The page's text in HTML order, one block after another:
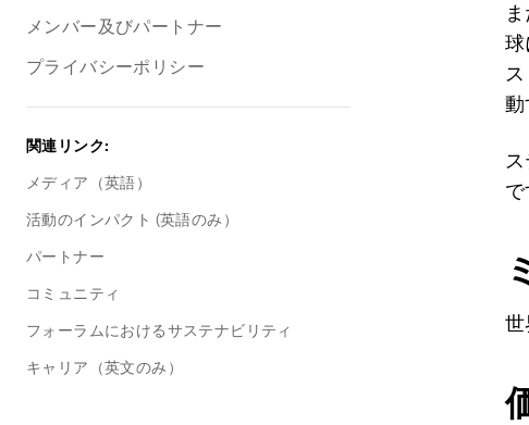
メンバー及びパートナー
プライバシーポリシー
関連リンク:
メディア（英語）
活動のインパクト (英語のみ）
パートナー
コミュニティ
フォーラムにおけるサステナビリティ
キャリア（英文のみ）
球
動
で
世